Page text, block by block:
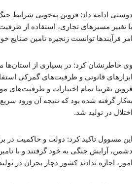
دوستی ادامه داد: قزوین به‌خوبی شرایط
با تغییر مسیرهای تجاری، استفاده از
امر فرآیندها توانست زنجیره تامین صنایع
وی خاطرنشان کرد: در بسیاری از استان‌ها
ابزارهای قانونی و ظرفیت‌های گمرکی
قزوین تقریبا تمام اختیارات و ظرفیت‌های
به‌کار گرفته شده بود که نتیجه آن ورود سریع
اختلال در تولید شد.
این مسوول تاکید کرد: دولت و حاکمیت در
دشمن، آرایش جنگی به خود گرفتند و با
امور، اجازه ندادند کشور دچار بحران در